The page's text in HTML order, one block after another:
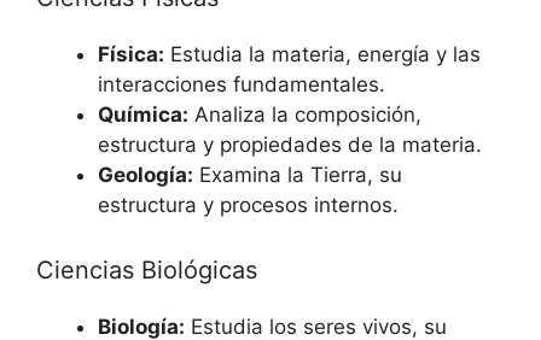
Física: Estudia la materia, energía y las
interacciones fundamentales.
Química: Analiza la composición,
estructura y propiedades de la materia.
Geología: Examina la Tierra, su
estructura y procesos internos.
Ciencias Biológicas
Biología: Estudia los seres vivos, su